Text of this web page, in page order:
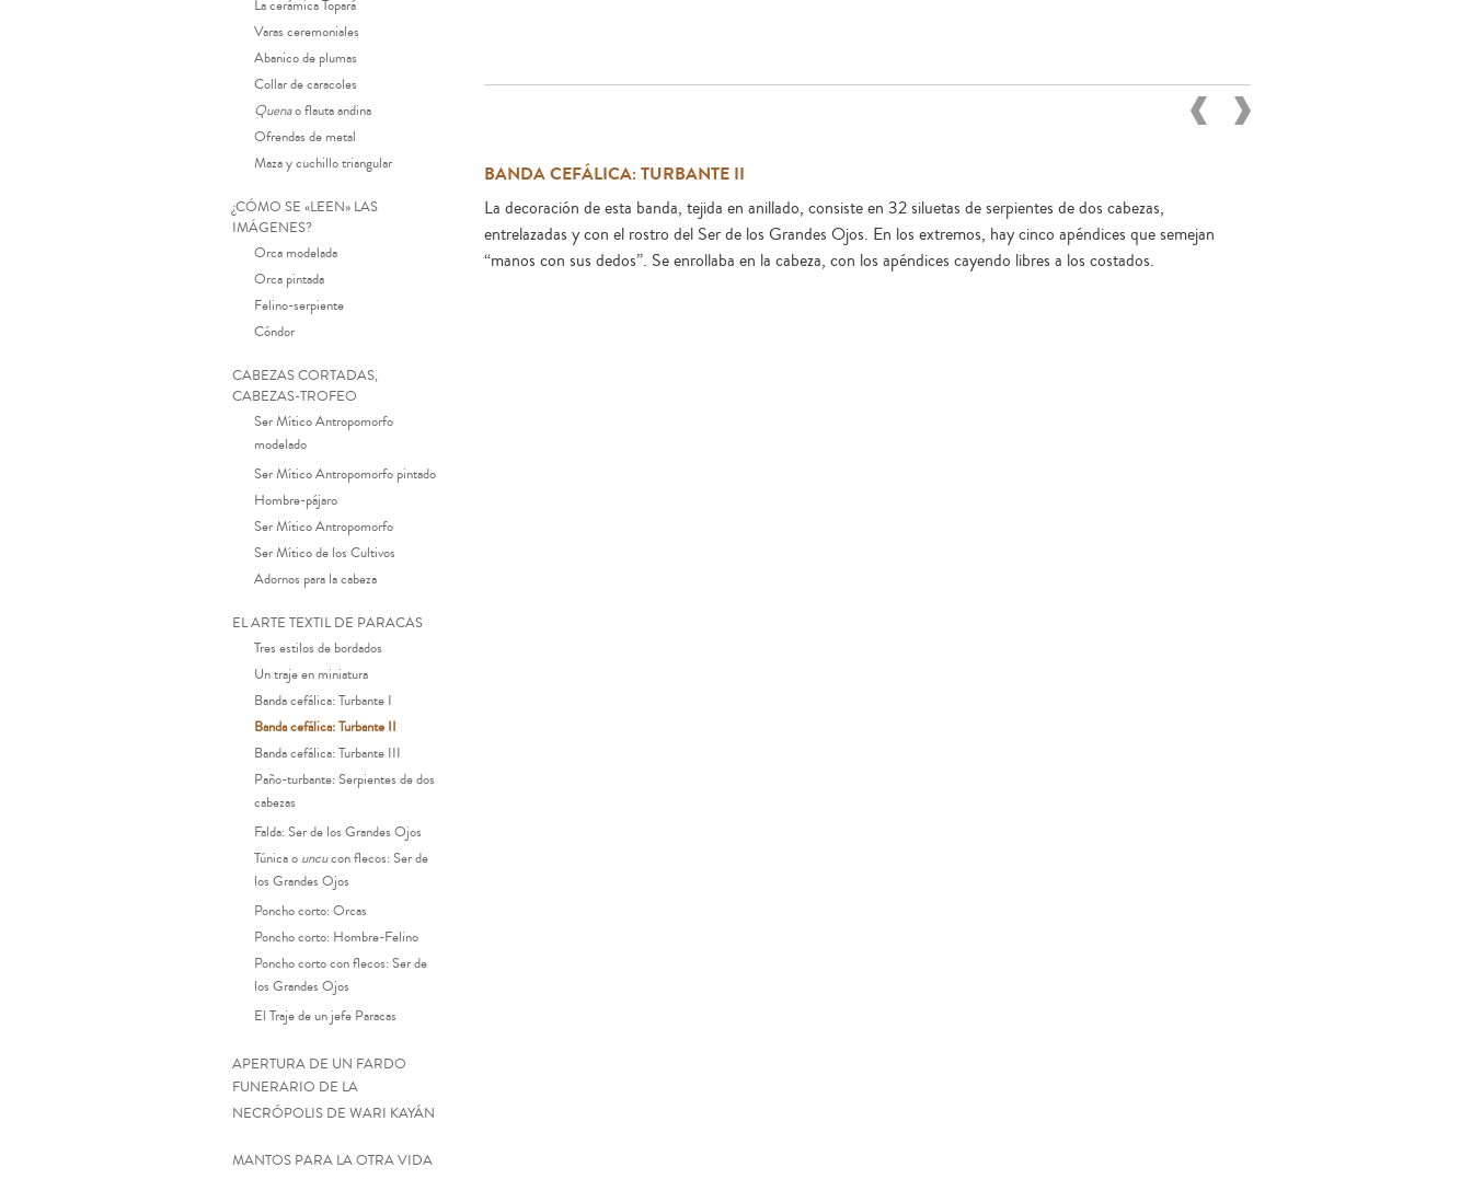
La cerámica Topará
Varas ceremoniales
Abanico de plumas
Collar de caracoles
Quenao flauta andina
Ofrendas de metal
Maza y cuchillo triangular
¿CÓMO SE «LEEN» LAS
IMÁGENES?
Orca modelada
Orca pintada
Felino-serpiente
Cóndor
CABEZAS CORTADAS,
CABEZAS-TROFEO
Ser Mítico Antropomorfo
modelado
Ser Mítico Antropomorfo pintado
Hombre-pájaro
Ser Mítico Antropomorfo
Ser Mítico de los Cultivos
Adornos para la cabeza
EL ARTE TEXTIL DE PARACAS
Tres estilos de bordados
Un traje en miniatura
Banda cefálica: Turbante I
Banda cefálica: Turbante II
Banda cefálica: Turbante III
Paño-turbante: Serpientes de dos
cabezas
Falda: Ser de los Grandes Ojos
Túnica o uncucon flecos: Ser de
los Grandes Ojos
Poncho corto: Orcas
Poncho corto: Hombre-Felino
Poncho corto con flecos: Ser de
los Grandes Ojos
El Traje de un jefe Paracas
APERTURA DE UN FARDO
FUNERARIO DE LA
NECRÓPOLIS DE WARI KAYÁN
MANTOS PARA LA OTRA VIDA
BANDA CEFÁLICA: TURBANTE II
La decoración de esta banda, tejida en anillado, consiste en 32 siluetas de serpientes de dos cabezas,
entrelazadas y con el rostro del Ser de los Grandes Ojos. En los extremos, hay cinco apéndices que semejan
“manos con sus dedos”. Se enrollaba en la cabeza, con los apéndices cayendo libres a los costados.